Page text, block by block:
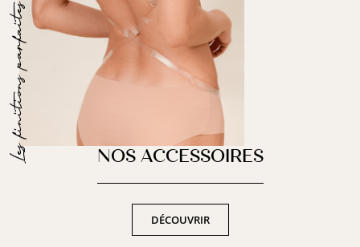
NOS ACCESSOIRES
DÉCOUVRIR
Les finitions parfaites